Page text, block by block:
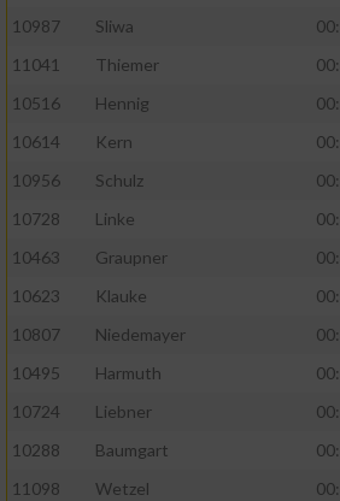
10987 Sliwa
11041
Thiemer
10516
Hennig
10614
Kern
10956
Schulz
10728
Linke
10463
Graupner
10623
Klauke
10807
Niedemayer
10495
Harmuth
10724
Liebner
10288
Baumgart
11098
Wetzel